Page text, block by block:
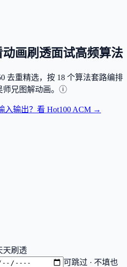
动画刷透面试高频算法
去重精选，按 18 个算法套路编排
兄图解动画。 ⓘ
入输出？看 Hot100 ACM →
天刷透
可跳过 · 不填也